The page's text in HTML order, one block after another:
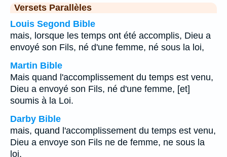
Versets Parallèles
Louis Segond Bible
mais, lorsque les temps ont été accomplis, Dieu a
envoyé son Fils, né d'une femme, né sous la loi,
Martin Bible
Mais quand l'accomplissement du temps est venu,
Dieu a envoyé son Fils, né d'une femme, [et]
soumis à la Loi.
Darby Bible
mais, quand l'accomplissement du temps est venu,
Dieu a envoye son Fils ne de femme, ne sous la
loi,